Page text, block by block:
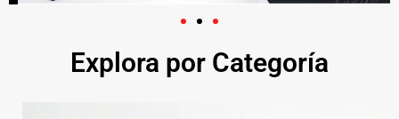
Explora por Categoría